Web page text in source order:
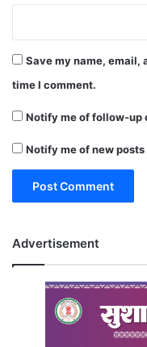
Save my name, email,
time I comment.
Notify me of follow-up
Notify me of new posts
Advertisement